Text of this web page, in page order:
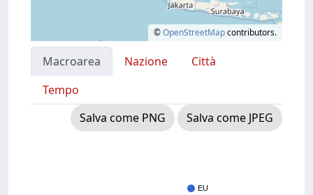
©OpenStreetMapcontributors.
Macroarea Nazione
Città
Tempo
Salva come PNG
Salva come JPEG
EU